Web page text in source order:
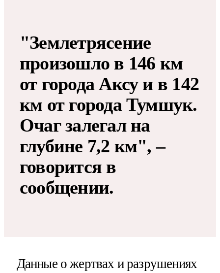
"Землетрясение
произошло в 146 км
от города Аксу и в 142
км от города Тумшук.
Очаг залегал на
глубине 7,2 км", –
говорится в
сообщении.
Данные о жертвах и разрушениях